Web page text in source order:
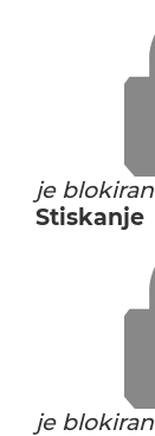
je blokiran
Stiskanje
je blokiran